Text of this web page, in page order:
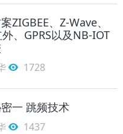
ZIGBEE、Z-Wave、
、GPRS以及NB-IOT
1728
一 跳频技术
1437